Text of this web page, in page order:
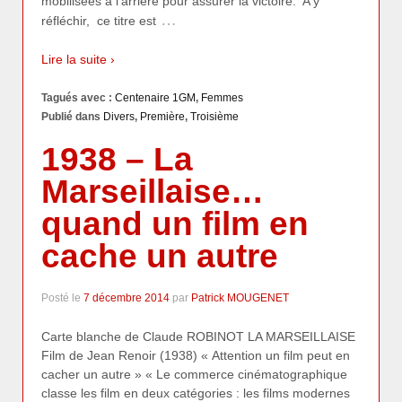
réfléchir, ce titre est …
Lire la suite ›
Tagués avec : Centenaire 1GM, Femmes
Publié dans Divers, Première, Troisième
1938 – La
Marseillaise…
quand un film en
cache un autre
Posté le 7 décembre 2014 par Patrick MOUGENET
Carte blanche de Claude ROBINOT LA MARSEILLAISE
Film de Jean Renoir (1938) « Attention un film peut en
cacher un autre » « Le commerce cinématographique
classe les film en deux catégories : les films modernes